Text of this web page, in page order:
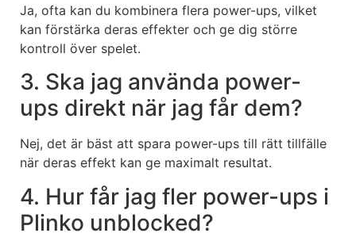
Ja, ofta kan du kombinera flera power-ups, vilket
kan förstärka deras effekter och ge dig större
kontroll över spelet.
3. Ska jag använda power-
ups direkt när jag får dem?
Nej, det är bäst att spara power-ups till rätt tillfälle
när deras effekt kan ge maximalt resultat.
4. Hur får jag fler power-ups i
Plinko unblocked?